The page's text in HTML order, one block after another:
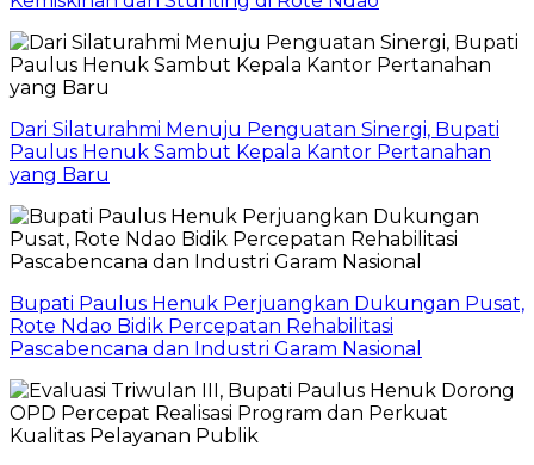
Dari Silaturahmi Menuju Penguatan Sinergi, Bupati
Paulus Henuk Sambut Kepala Kantor Pertanahan
yang Baru
Bupati Paulus Henuk Perjuangkan Dukungan Pusat,
Rote Ndao Bidik Percepatan Rehabilitasi
Pascabencana dan Industri Garam Nasional